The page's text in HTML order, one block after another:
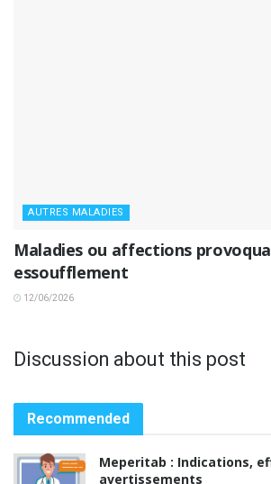
AUTRES MALADIES
Maladies ou affections
essoufflement
12/06/2026
Discussion about this post
Recommended
Meperitab : Indications,
avertissements